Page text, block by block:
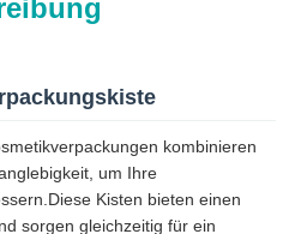
kombinieren
um Ihre
Kisten bieten einen
sorgen gleichzeitig für ein